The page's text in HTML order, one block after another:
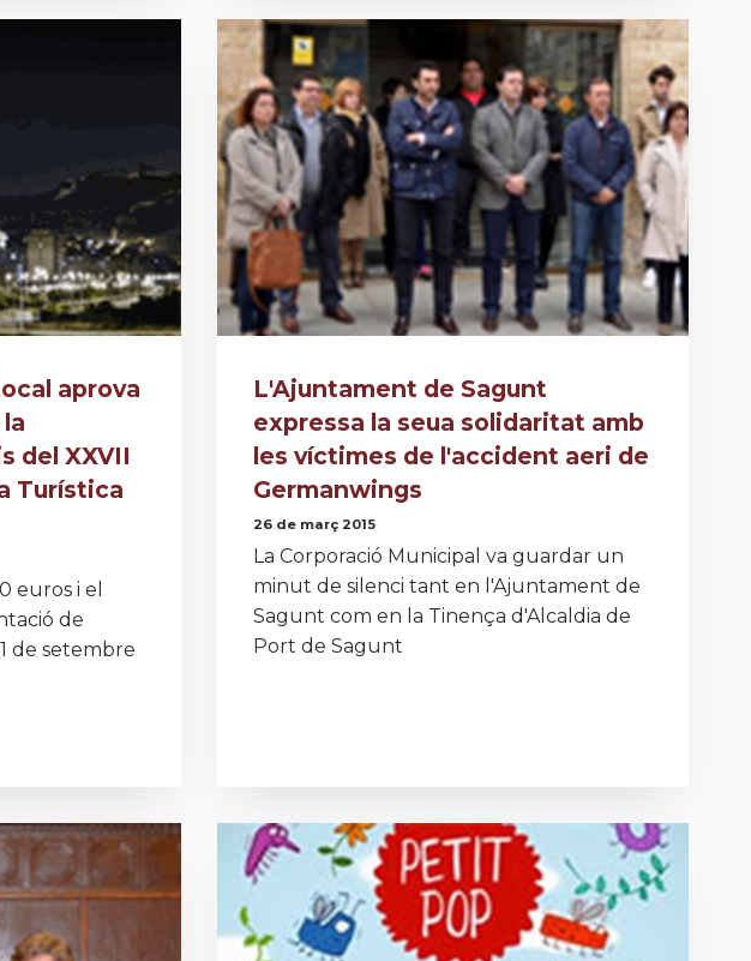
aprova
del XXVII
Turística
euros i el
de
de setembre
L'Ajuntament de Sagunt
expressa la seua solidaritat amb
les víctimes de l'accident aeri de
Germanwings
26 de març 2015
La Corporació Municipal va guardar un
minut de silenci tant en l'Ajuntament de
Sagunt com en la Tinença d'Alcaldia de
Port de Sagunt